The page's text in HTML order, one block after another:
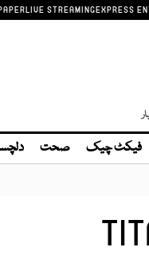
LIVE STREAMINGEXPRESS
فیکٹ چیک صحت